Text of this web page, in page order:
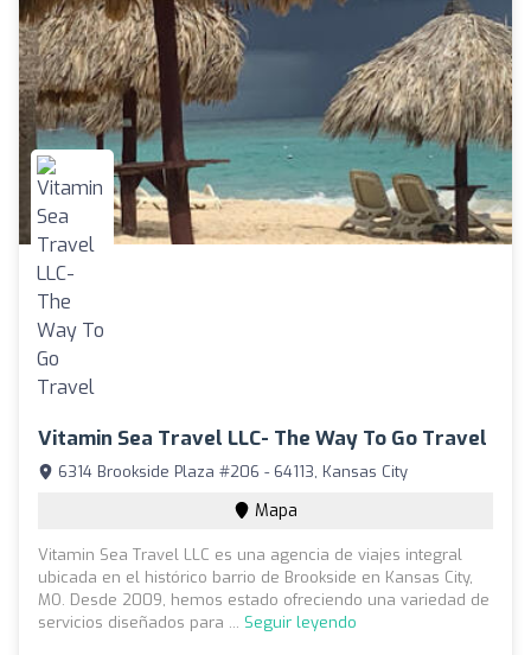
Vitamin Sea Travel LLC- The Way To Go Travel
6314 Brookside Plaza #206 - 64113, Kansas City
Mapa
Vitamin Sea Travel LLC es una agencia de viajes integral
ubicada en el histórico barrio de Brookside en Kansas City,
MO. Desde 2009, hemos estado ofreciendo una variedad de
servicios diseñados para ... Seguir leyendo